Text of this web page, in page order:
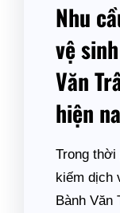
Nhu
vệ
Văn
hiện
Trong thời
kiếm dịch
Bành Văn